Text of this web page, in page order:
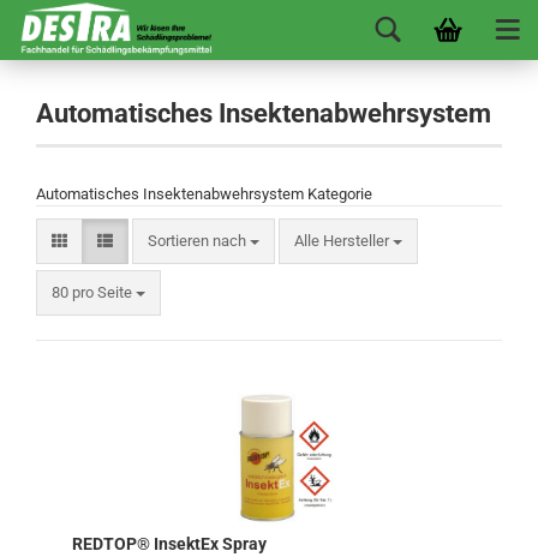
Automatisches Insektenabwehrsystem
Automatisches Insektenabwehrsystem Kategorie
Sortieren nach Alle Hersteller
80 pro Seite
REDTOP® InsektEx Spray